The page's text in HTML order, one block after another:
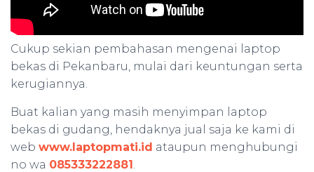
Cukup sekian pembahasan mengenai laptop
bekas di Pekanbaru, mulai dari keuntungan serta
kerugiannya.
Buat kalian yang masih menyimpan laptop
bekas di gudang, hendaknya jual saja ke kami di
web www.laptopmati.id ataupun menghubungi
no wa 085333222881.